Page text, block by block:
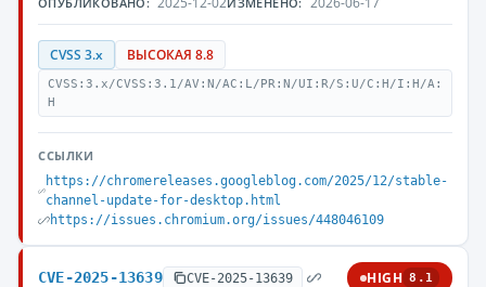
CVSS 3.x ВЫСОКАЯ 8.8
CVSS:3.x/CVSS:3.1/AV:N/AC:L/PR:N/UI:R/S:U/C:H/I:H/A:
H
ССЫЛКИ
https://chromereleases.googleblog.com/2025/12/stable-
channel-update-for-desktop.html
https://issues.chromium.org/issues/448046109
CVE-2025-13639 CVE-2025-13639 HIGH 8.1